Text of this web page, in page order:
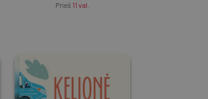
Prieš 11 val.